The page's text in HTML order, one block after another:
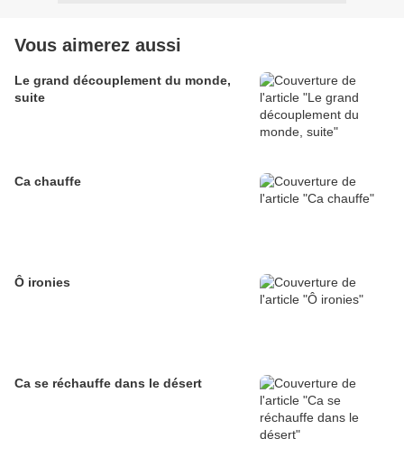
Vous aimerez aussi
Le grand découplement du monde,
suite
Ca chauffe
Ô ironies
Ca se réchauffe dans le désert